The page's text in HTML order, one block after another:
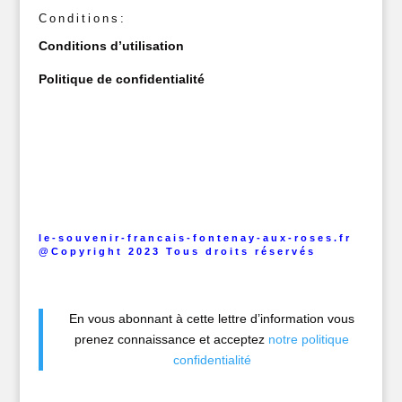
Conditions:
Conditions d’utilisation
Politique de confidentialité
le-souvenir-francais-fontenay-aux-roses.fr
@Copyright 2023 Tous droits réservés
En vous abonnant à cette lettre d’information vous
prenez connaissance et acceptez notre politique
confidentialité